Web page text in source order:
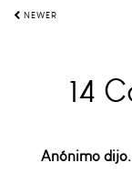
NEWER
14
Anónimo